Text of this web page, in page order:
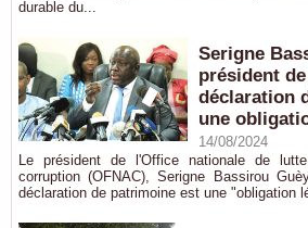
durable du...
Serigne
président
déclaration
une
14/08/2024
Le président de l'Office nationale de
corruption (OFNAC), Serigne Bassirou
déclaration de patrimoine est une "obligation